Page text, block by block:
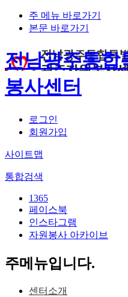
주 메뉴 바로가기
본문 바로가기
전남광주통합
봉사센터
로그인
회원가입
사이트맵
통합검색
1365
페이스북
인스타그램
자원봉사 아카이브
주메뉴입니다.
센터소개